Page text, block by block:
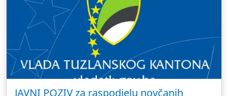
JAVNI POZIV za raspodjelu novčanih